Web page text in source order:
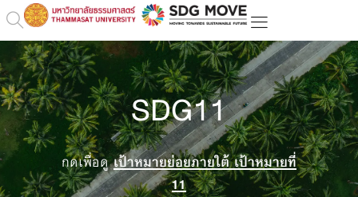
SDG11
กดเพื่อดูเป้าหมายย่อยภายใต้ เป้าหมายที่
11